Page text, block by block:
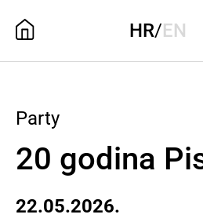
HR/EN
Party
20 godina
22.05.2026.